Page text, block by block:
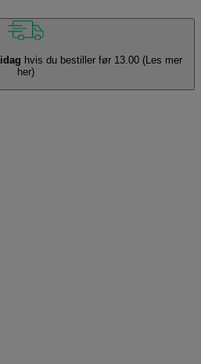
idag hvis du bestiller før 13.00 (Les mer
her)